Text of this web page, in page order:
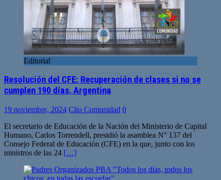
Editorial
Resolución del CFE: Recuperación de clases si no se
cumplen 190 días. Argentina
19 noviembre, 2024 Clio Comunidad 0
El secretario de Educación de la Nación del Ministerio de Capital
Humano, Carlos Torrendell, presidió la asamblea N° 137 del
Consejo Federal de Educación (CFE) en la que, junto con los
ministros de las 24 […]